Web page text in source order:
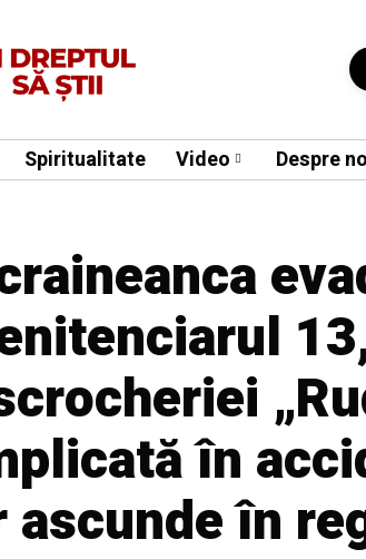
Spiritualitate Video Despre
în
ascunde în